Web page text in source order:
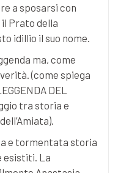
a sposarsi con
Prato della
idillio il suo nome.
ma, come
(come spiega
DEL
tra storia e
e tormentata storia
esistiti. La